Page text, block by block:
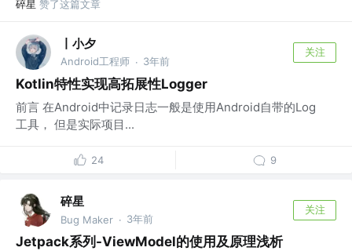
碎星 赞了这篇文章
丨小夕
Android工程师 · 3年前
关注
Kotlin特性实现高拓展性Logger
前言 在Android中记录日志一般是使用Android自带的Log
工具， 但是实际项目...
24 9
碎星
Bug Maker · 3年前
关注
Jetpack系列-ViewModel的使用及原理浅析